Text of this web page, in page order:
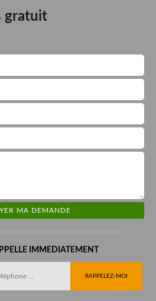
gratuit
IMMEDIATEMENT